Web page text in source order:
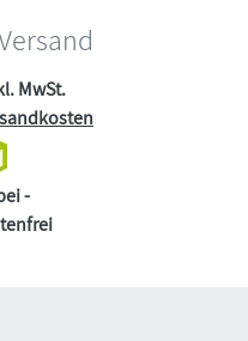
MwSt.
-